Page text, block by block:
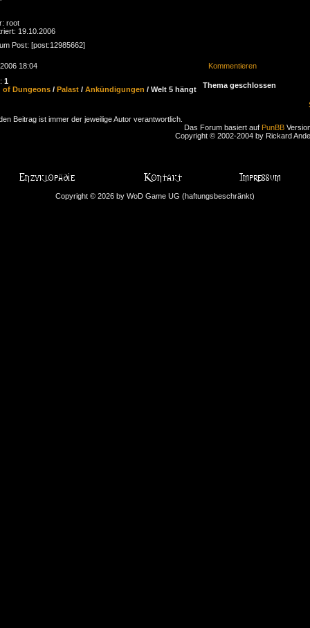
root
19.10.2006
Post: [post:12985662]
18:04
Kommentieren
1
of Dungeons / Palast / Ankündigungen / Welt 5 hängt Thema geschlossen
Beitrag ist immer der jeweilige Autor verantwortlich.
Das Forum basiert auf PunBB
Copyright © 2002-2004 by Rickard
Copyright © 2026 by WoD Game UG (haftungsbeschränkt)